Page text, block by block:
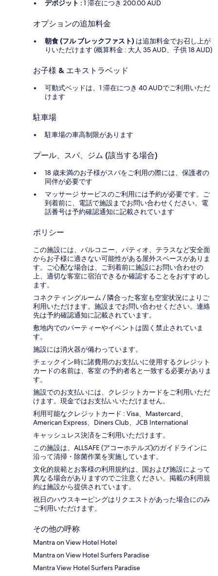
デポジット : 1 滞在につき 200.00 AUD
オプションの追加料金
朝食 (フル ブレックファスト) は追加料金でお召し上が
りいただけます (概算料金 : 大人 35 AUD、子供 18 AUD)
お子様 & エキストラベッド
可動式ベッドは、1 滞在につき 40 AUDでご利用いただ
けます
駐車場
駐車場の車高制限があります
プール、スパ、ジム (該当する場合)
18 歳未満のお子様がスパをご利用の際には、保護者の
同伴が必要です
マッサージ サービスのご利用には予約が必要です。ご
到着前に、電話で施設までお問い合わせください。電
話番号は予約確認通知に記載されています
ポリシー
この施設には、バルコニー、パティオ、テラスなど安全面
からお子様に適さない可能性がある屋外スペースがありま
す。ご心配な場合は、ご到着前に施設にお問い合わせの
上、適切な客室に宿泊できるか確認することをおすすめし
ます。
コネクティングルーム / 隣合った客室も空室状況によりご
利用いただけます。施設までお問い合わせください。連絡
先は予約確認通知に記載されています。
敷地内でのパーティーやイベントは固く禁止されていま
す。
施設には消火器が備わっています。
チェックイン時に諸費用のお支払いに使用するクレジット
カードの名前は、客室 の予約者名と一致する必要がありま
す。
施設でのお支払いには、クレジットカードをご利用いただ
けます。現金ではお支払いいただけません。
利用可能なクレジットカード : Visa、Mastercard、
American Express、Diners Club、JCB International
キャッシュレス決済をご利用いただけます。
この施設は、ALLSAFE (アコーホテルズ)のガイドラインに
沿って清掃・除菌作業を実施しています。
文化的規範とお客様の利用規約は、国および施設によって
異なる場合がありますのでご注意ください。掲載の利用規
約は施設から提供されています。
祝日のハウスキーピングはリクエストがあった場合にのみ
ご利用いただけます。
その他の呼称
Mantra on View Hotel Hotel
Mantra on View Hotel Surfers Paradise
Mantra View Hotel Surfers Paradise